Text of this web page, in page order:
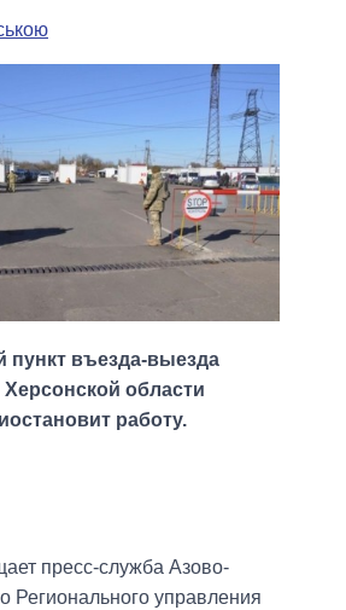
пункт въезда-выезда
Херсонской области
работу.
пресс-служба Азово-
Регионального управления